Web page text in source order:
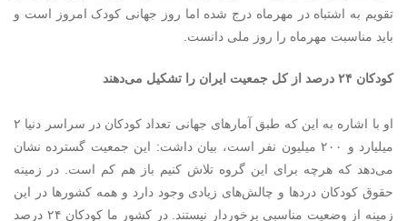
تقویم به اشتباه در مهرماه درج شده اما روز جهانی کودک امروز است و
باید مناسبت مهرماه را روز ملی دانست.
کودکان ۲۴ درصد از کل جمعیت ایران را تشکیل می‌دهند
او با اشاره به این که طبق آمارهای جهانی تعداد کودکان در سراسر دنیا ۲
میلیارد و ۲۰۰ میلیون نفر است، بیان داشت: این جمعیت گسترده نشان
می‌دهد که هرچه برای این گروه تلاش کنیم باز هم کم است. در زمینه
حقوق کودکان دردها و چالش‌های زیادی وجود دارد و همه کشورها در این
زمینه از وضعیت مناسبی برخوردار نیستند. در کشور ما کودکان ۲۴ درصد